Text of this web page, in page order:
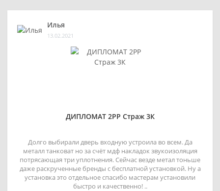
Илья
13.02.2021
ДИПЛОМАТ 2РР Страж 3К
Долго выбирали дверь входную устроила во всем. Да
металл танковат но за счёт мдф накладок звукоизоляция
потрясающая три уплотнения. Сейчас везде метал тоньше
даже раскрученные бренды с бесплатной установкой. Ну а
установка это отдельное спасибо мастерам установили
быстро и качественно! ..